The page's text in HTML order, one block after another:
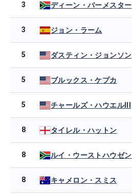
3 ディーン・バーメスター
3 ジョン・ラーム
5 ダスティン・ジョンソン
5 ブルックス・ケプカ
5 チャールズ・ハウエルIII
8 タイレル・ハットン
8 ルイ・ウーストハウゼン
8 キャメロン・スミス